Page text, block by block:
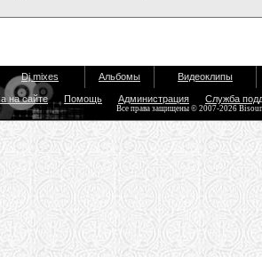
Dj mixes Альбомы Видеоклипы
на сайте Помощь Администрация Служба
Все права защищены © 2007-2026